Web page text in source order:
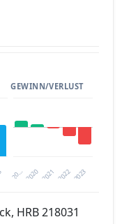
GEWINN/VERLUST
20… 2021 2023
2020 2022
HRB 218031